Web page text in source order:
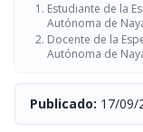
Estudiante de la
Autónoma de
Docente de la
Autónoma de
Publicado: 17/09/